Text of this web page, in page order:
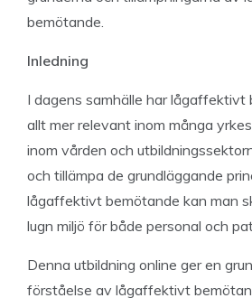
bemötande.
Inledning
I dagens samhälle har lågaffektivt
allt mer relevant inom många
inom vården och
och tillämpa de grundläggande
lågaffektivt bemötande kan man
lugn miljö för både personal och
Denna utbildning online ger en
förståelse av lågaffektivt